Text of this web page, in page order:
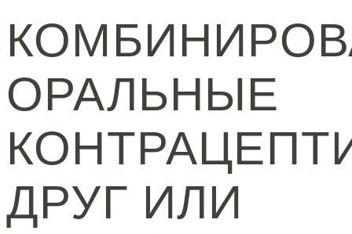
ОРАЛЬНЫЕ
ДРУГ ИЛИ